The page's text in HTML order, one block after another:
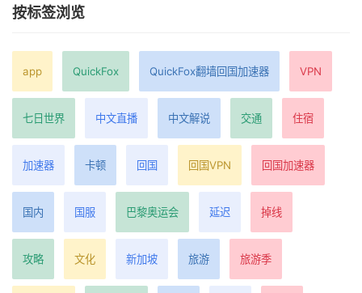
按标签浏览
app QuickFox QuickFox翻墙回国加速器 VPN
七日世界 中文直播 中文解说 交通 住宿
加速器 卡顿 回国 回国VPN 回国加速器
国内 国服 巴黎奥运会 延迟 掉线
攻略 文化 新加坡 旅游 旅游季